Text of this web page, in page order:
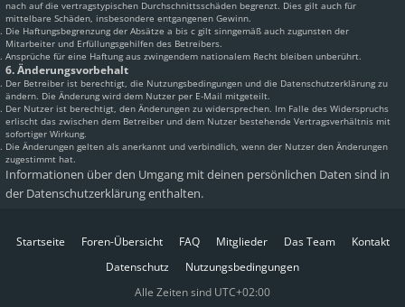
nach auf die vertragstypischen Durchschnittsschäden begrenzt. Dies gilt auch für
mittelbare Schäden, insbesondere entgangenen Gewinn.
Die Haftungsbegrenzung der Absätze a bis c gilt sinngemäß auch zugunsten der
Mitarbeiter und Erfüllungsgehilfen des Betreibers.
Ansprüche für eine Haftung aus zwingendem nationalem Recht bleiben unberührt.
6. Änderungsvorbehalt
Der Betreiber ist berechtigt, die Nutzungsbedingungen und die Datenschutzerklärung zu
ändern. Die Änderung wird dem Nutzer per E-Mail mitgeteilt.
Der Nutzer ist berechtigt, den Änderungen zu widersprechen. Im Falle des Widerspruchs
erlischt das zwischen dem Betreiber und dem Nutzer bestehende Vertragsverhältnis mit
sofortiger Wirkung.
Die Änderungen gelten als anerkannt und verbindlich, wenn der Nutzer den Änderungen
zugestimmt hat.
Informationen über den Umgang mit deinen persönlichen Daten sind in
der Datenschutzerklärung enthalten.
Startseite Foren-Übersicht FAQ Mitglieder Das Team
Kontakt
Datenschutz
Nutzungsbedingungen
Alle Zeiten sind UTC+02:00